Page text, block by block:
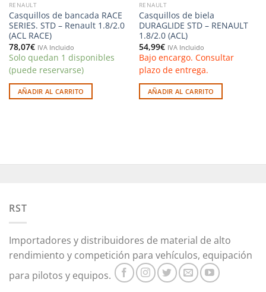
RENAULT
Casquillos de bancada RACE
SERIES. STD – Renault 1.8/2.0
(ACL RACE)
78,07€ IVA Incluido
Solo quedan 1 disponibles
(puede reservarse)
AÑADIR AL CARRITO
RENAULT
Casquillos de biela
DURAGLIDE STD – RENAULT
1.8/2.0 (ACL)
54,99€ IVA Incluido
Bajo encargo. Consultar
plazo de entrega.
AÑADIR AL CARRITO
RST
Importadores y distribuidores de material de alto
rendimiento y competición para vehículos, equipación
para pilotos y equipos.